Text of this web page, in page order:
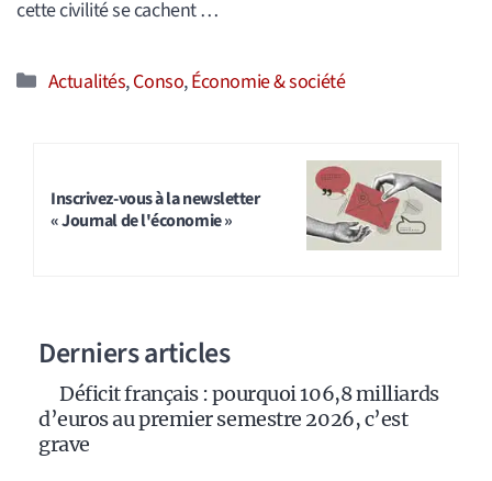
cette civilité se cachent …
Catégories
Actualités,Conso,Économie & société
Inscrivez-vous à la newsletter
« Journal de l'économie »
Derniers articles
Déficit français : pourquoi 106,8 milliards
d’euros au premier semestre 2026, c’est
grave